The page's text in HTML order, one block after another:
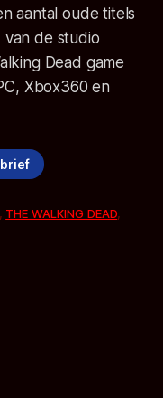
aantal oude titels
van de studio
Dead game
Xbox360 en
, THE WALKING DEAD,